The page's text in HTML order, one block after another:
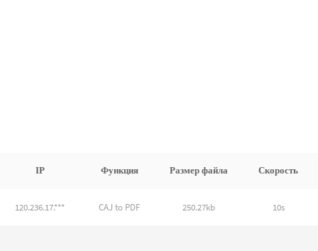
IP Функция Размер файла Скорость
120.236.17.*** CAJ to PDF 250.27kb 10s